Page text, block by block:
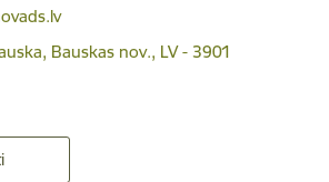
Bauskas nov., LV - 3901